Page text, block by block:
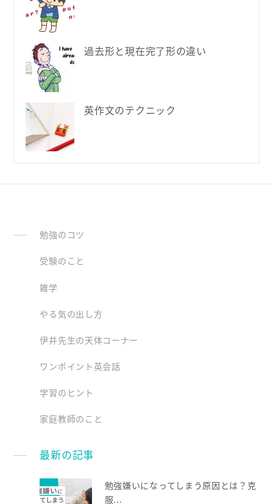
過去形と現在完了形の違い
英作文のテクニック
勉強のコツ
受験のこと
雑学
やる気の出し方
伊井先生の天体コーナー
ワンポイント英会話
学習のヒント
家庭教師のこと
最新の記事
勉強嫌いになってしまう原因とは？克
服...